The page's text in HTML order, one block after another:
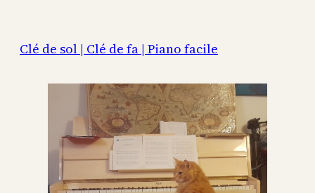
contenu
Clé de sol | Clé de fa | Piano facile